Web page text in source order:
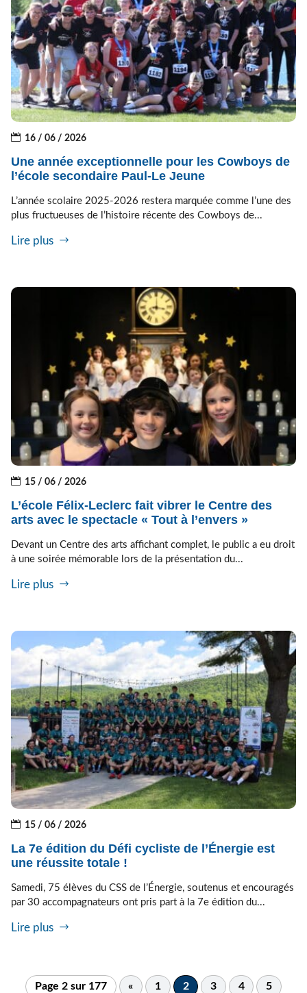
16 / 06 / 2026
Une année exceptionnelle pour les Cowboys de
l’école secondaire Paul-Le Jeune
L’année scolaire 2025-2026 restera marquée comme l’une des
plus fructueuses de l’histoire récente des Cowboys de...
Lire plus
15 / 06 / 2026
L’école Félix-Leclerc fait vibrer le Centre des
arts avec le spectacle « Tout à l’envers »
Devant un Centre des arts affichant complet, le public a eu droit
à une soirée mémorable lors de la présentation du...
Lire plus
15 / 06 / 2026
La 7e édition du Défi cycliste de l’Énergie est
une réussite totale !
Samedi, 75 élèves du CSS de l’Énergie, soutenus et encouragés
par 30 accompagnateurs ont pris part à la 7e édition du...
Lire plus
Page 2 sur 177 « 1 2 3 4 5